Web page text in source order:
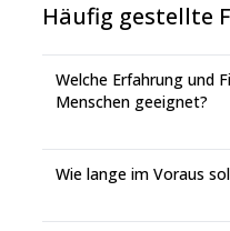
Häufig gestellte
Welche Erfahrung und
Menschen geeignet?
Wie lange im Voraus